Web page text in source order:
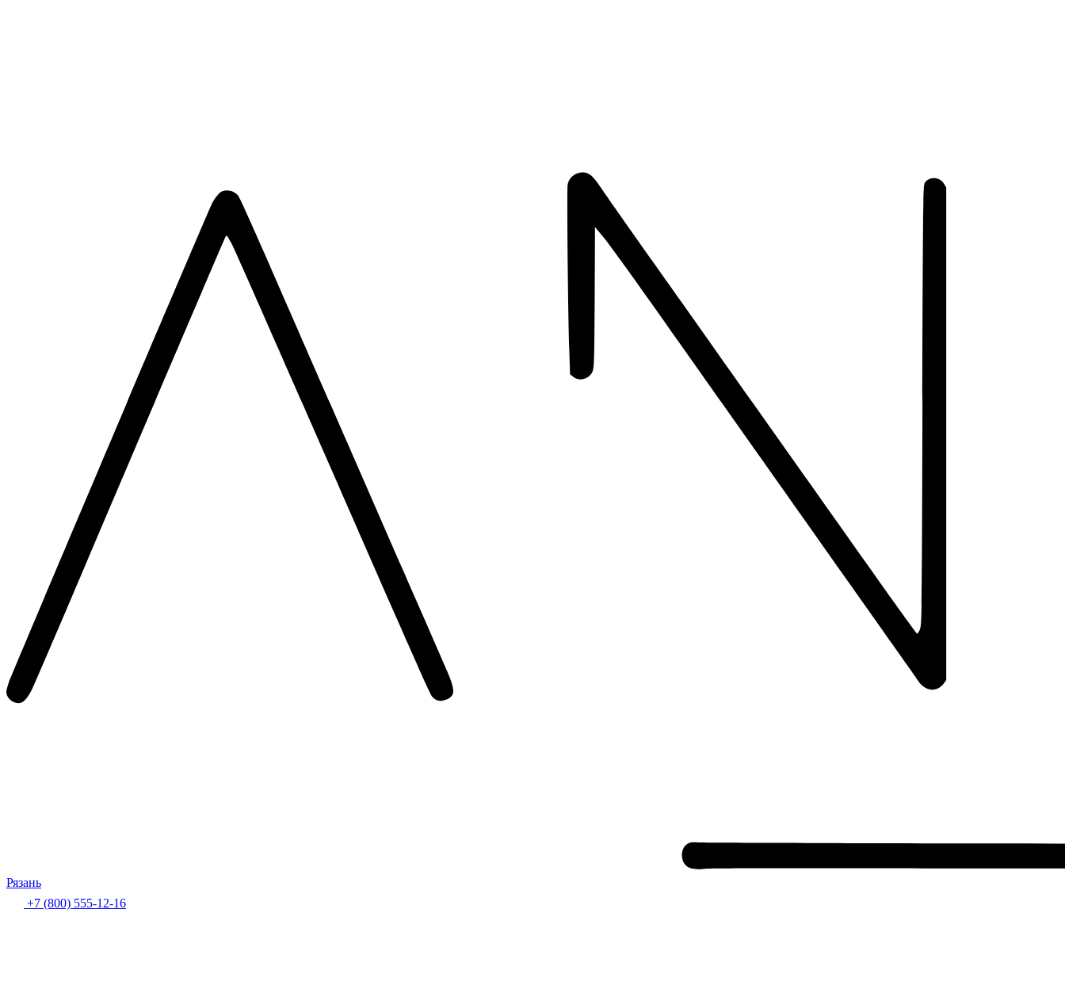
Рязань
+7 (800) 555-12-16